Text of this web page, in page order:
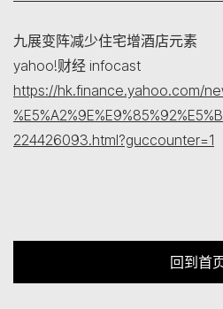
九展变阵减少住宅增酒店元素
yahoo!财经 infocast
https://hk.finance.yahoo.com/
224426093.html?guccounter=1
回到首